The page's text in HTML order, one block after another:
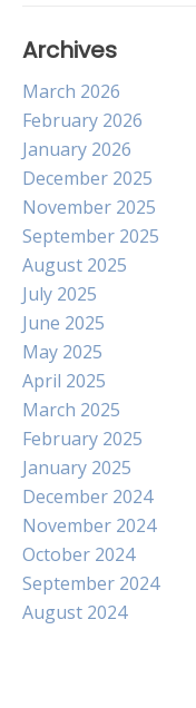
Archives
March 2026
February 2026
January 2026
December 2025
November 2025
September 2025
August 2025
July 2025
June 2025
May 2025
April 2025
March 2025
February 2025
January 2025
December 2024
November 2024
October 2024
September 2024
August 2024